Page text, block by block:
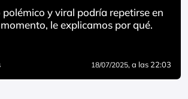
y viral podría repetirse en
le explicamos por qué.
18/07/2025, a las 22:03